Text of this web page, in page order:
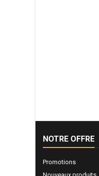
NOTRE OFFRE
Promotions